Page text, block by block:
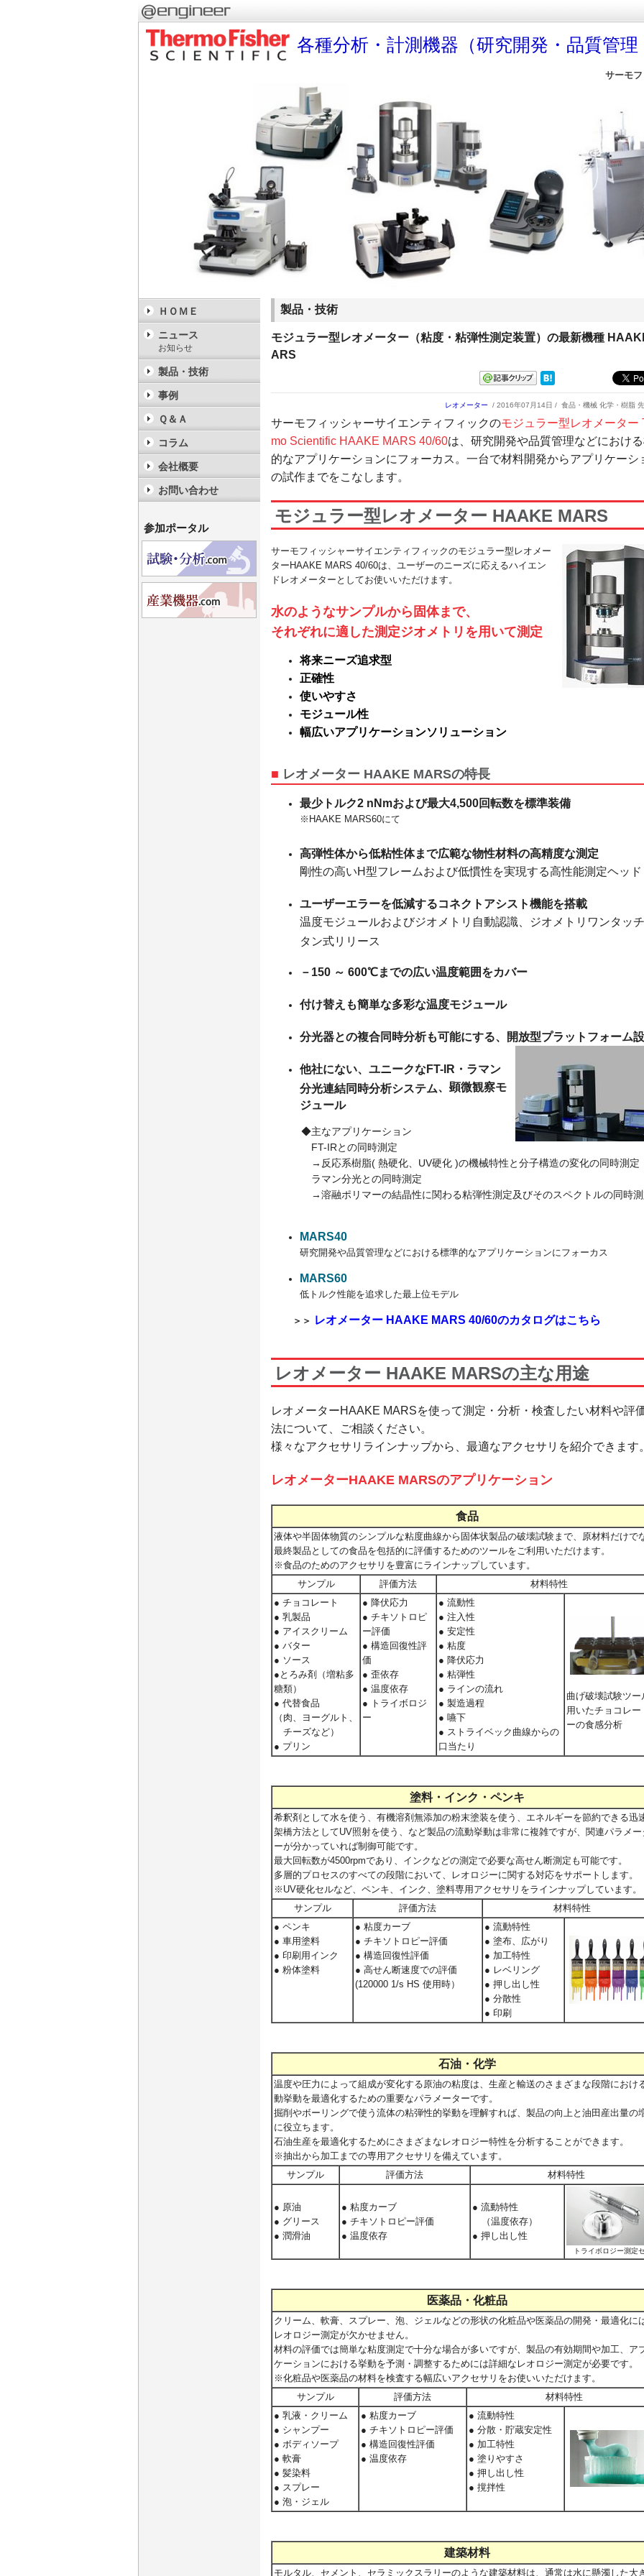
各種分析・計測機器（研究開発・品質管理
サーモ
製品・技術
モジュラー型レオメーター（粘度・粘弾性測定装置）の最新機種
ARS
レオメーター / 2016年07月14日 / 食品・機械 化学・樹脂
サーモフィッシャーサイエンティフィックのモジュラー型レオメーター
mo Scientific HAAKE MARS 40/60は、研究開発や品質管理などにおけ
的なアプリケーションにフォーカス。一台で材料開発からアプリケーシ
の試作までをこなします。
モジュラー型レオメーター HAAKE MARS
サーモフィッシャーサイエンティフィックのモジュラー型レオメー
ターHAAKE MARS 40/60は、ユーザーのニーズに応えるハイエン
ドレオメーターとしてお使いいただけます。
水のようなサンプルから固体まで、
それぞれに適した測定ジオメトリを用いて測定
将来ニーズ追求型
正確性
使いやすさ
モジュール性
幅広いアプリケーションソリューション
■ レオメーター HAAKE MARSの特長
最少トルク2 nNmおよび最大4,500回転数を標準装備
※HAAKE MARS60にて
高弾性体から低粘性体まで広範な物性材料の高精度な測定
剛性の高いH型フレームおよび低慣性を実現する高性能測定ヘッド
ユーザーエラーを低減するコネクトアシスト機能を搭載
温度モジュールおよびジオメトリ自動認識、ジオメトリワンタッ
タン式リリース
－150 ～ 600℃までの広い温度範囲をカバー
付け替えも簡単な多彩な温度モジュール
分光器との複合同時分析も可能にする、開放型プラットフォーム
他社にない、ユニークなFT-IR・ラマン
分光連結同時分析システム、顕微観察モ
ジュール
◆主なアプリケーション
FT-IRとの同時測定
→反応系樹脂( 熱硬化、UV硬化 )の機械特性と分子構造の変化の同時測定
ラマン分光との同時測定
→溶融ポリマーの結晶性に関わる粘弾性測定及びそのスペクトルの同時測
MARS40
研究開発や品質管理などにおける標準的なアプリケーションにフォーカス
MARS60
低トルク性能を追求した最上位モデル
＞ ＞ レオメーター HAAKE MARS 40/60のカタログはこちら
レオメーター HAAKE MARSの主な用途
レオメーターHAAKE MARSを使って測定・分析・検査したい材料や評
法について、ご相談ください。
様々なアクセサリラインナップから、最適なアクセサリを紹介できます。
レオメーターHAAKE MARSのアプリケーション
食品
液体や半固体物質のシンプルな粘度曲線から固体状製品の破壊試験まで、原材料だけで
最終製品としての食品を包括的に評価するためのツールをご利用いただけます。
※食品のためのアクセサリを豊富にラインナップしています。
サンプル
評価方法
材料特性
● チョコレート
● 乳製品
● アイスクリーム
● バター
● ソース
●とろみ剤（増粘多
糖類）
● 代替食品
（肉、ヨーグルト、
チーズなど）
● プリン
● 降伏応力
● チキソトロピ
ー評価
● 構造回復性評
価
● 歪依存
● 温度依存
● トライボロジ
ー
● 流動性
● 注入性
● 安定性
● 粘度
● 降伏応力
● 粘弾性
● ラインの流れ
● 製造過程
● 嚥下
● ストライベック曲線からの
口当たり
曲げ破壊試験ツー
用いたチョコレー
ーの食感分析
塗料・インク・ペンキ
希釈剤として水を使う、有機溶剤無添加の粉末塗装を使う、エネルギーを節約できる迅
架橋方法としてUV照射を使う、など製品の流動挙動は非常に複雑ですが、関連パラメー
ーが分かっていれば制御可能です。
最大回転数が4500rpmであり、インクなどの測定で必要な高せん断測定も可能です。
多層的プロセスのすべての段階において、レオロジーに関する対応をサポートします。
※ UV硬化セルなど、 ペンキ、インク、塗料専用アクセサリをラインナップしています。
サンプル
評価方法
材料特性
● ペンキ
● 車用塗料
● 印刷用インク
● 粉体塗料
● 粘度カーブ
● チキソトロピー評価
● 構造回復性評価
● 高せん断速度での評価
(120000 1/s HS 使用時）
● 流動特性
● 塗布、広がり
● 加工特性
● レベリング
● 押し出し性
● 分散性
● 印刷
石油・化学
温度や圧力によって組成が変化する原油の粘度は、生産と輸送のさまざまな段階におけ
動挙動を最適化するための重要なパラメーターです。
掘削やボーリングで使う流体の粘弾性的挙動を理解すれば、製品の向上と油田産出量の
に役立ちます。
石油生産を最適化するためにさまざまなレオロジー特性を分析することができます。
※抽出から加工までの専用アクセサリを備えています。
サンプル
評価方法 材料特性
● 原油
● グリース
● 潤滑油
● 粘度カーブ
● チキソトロピー評価
● 温度依存
● 流動特性
（温度依存）
● 押し出し性
トライボロジー測定
医薬品・化粧品
クリーム、軟膏、スプレー、泡、ジェルなどの形状の化粧品や医薬品の開発・最適化に
レオロジー測定が欠かせません。
材料の評価では簡単な粘度測定で十分な場合が多いですが、製品の有効期間や加工、ア
ケーションにおける挙動を予測・調整するためには詳細なレオロジー測定が必要です。
※化粧品や医薬品の材料を検査する幅広いアクセサリをお使いいただけます。
サンプル
評価方法
材料特性
● 乳液・クリーム
● シャンプー
● ボディソープ
● 軟膏
● 髪染料
● スプレー
● 泡・ジェル
● 粘度カーブ
● チキソトロピー評価
● 構造回復性評価
● 温度依存
● 流動特性
● 分散・貯蔵安定性
● 加工特性
● 塗りやすさ
● 押し出し性
● 撹拌性
建築材料
モルタル、セメント、セラミックスラリーのような建築材料は、通常は水に懸濁した大
ＨＯＭＥ
ニュース
お知らせ
製品・技術
事例
Ｑ＆Ａ
コラム
会社概要
お問い合わせ
参加ポータル